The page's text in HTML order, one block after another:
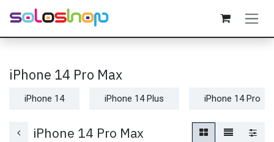
Passa al contenuto
iPhone 14 Pro Max
iPhone 14 iPhone 14 Plus iPhone 14 Pro
iPhone 14 Pro Max